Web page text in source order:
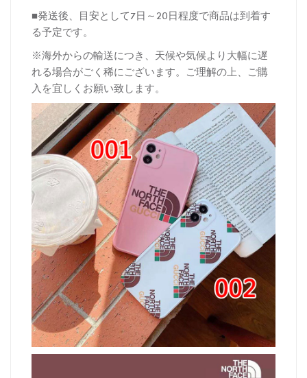
■発送後、目安として7日～20日程度で商品は到着す
る予定です。
※海外からの輸送につき、天候や気候より大幅に遅
れる場合がごく稀にございます。ご理解の上、ご購
入を宜しくお願い致します。